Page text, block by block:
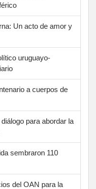
Un acto de amor y
uruguayo-
a cuerpos de
para abordar la
sembraron 110
del OAN para la